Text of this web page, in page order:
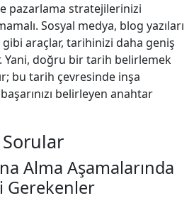
pazarlama stratejilerinizi
Sosyal medya, blog yazıları
araçlar, tarihinizi daha geniş
Yani, doğru bir tarih belirlemek
bu tarih çevresinde inşa
belirleyen anahtar
Sorular
Alma Aşamalarında
Gerekenler